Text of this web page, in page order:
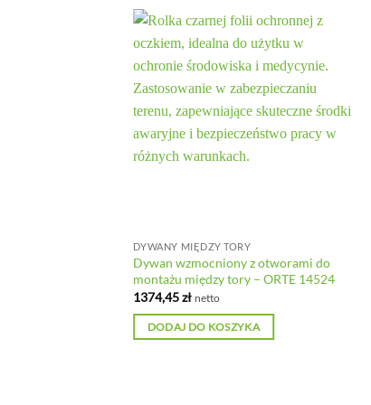
DYWANY MIĘDZY TORY
Dywan wzmocniony z otworami do
montażu między tory – ORTE 14524
1374,45zł netto
DODAJ DO KOSZYKA